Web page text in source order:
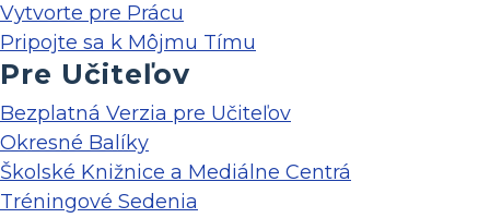
Vytvorte pre Prácu
Pripojte sa k Môjmu Tímu
Pre Učiteľov
Bezplatná Verzia pre Učiteľov
Okresné Balíky
Školské Knižnice a Mediálne Centrá
Tréningové Sedenia